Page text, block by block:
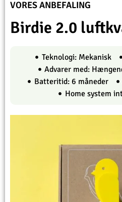
VORES ANBEFALING
Birdie 2.0
Teknologi: Mekanisk
Advarer med:
Batteritid: 6 måneder
Home system